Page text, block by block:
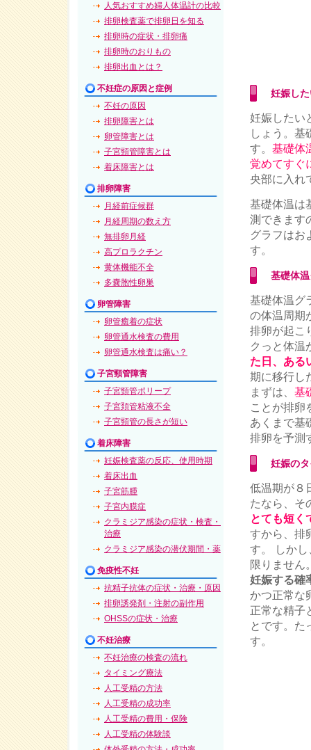
妊娠し
妊娠したい
しょう。基
す。 基礎体
覚めてすぐ
央部に入れ
基礎体温は
測できます
グラフはお
す。
基礎体
基礎体温グ
の体温周期
排卵が起こ
クっと体温
た日、ある
期に移行し
まずは、 基
ことが排卵
あくまで基
排卵を予測
妊娠の
低温期が８
たなら、そ
とても短く
すから、排
す。 しか
限りません
妊娠する確
かつ正常な
正常な精子
とです。
す。
人気おすすめ婦人体温計の比較
排卵検査薬で排卵日を知る
排卵時の症状・排卵痛
排卵時のおりもの
排卵出血とは？
不妊症の原因と症例
不妊の原因
排卵障害とは
卵管障害とは
子宮頸管障害とは
着床障害とは
排卵障害
月経前症候群
月経周期の数え方
無排卵月経
高プロラクチン
黄体機能不全
多嚢胞性卵巣
卵管障害
卵管癒着の症状
卵管通水検査の費用
卵管通水検査は痛い？
子宮頸管障害
子宮頸管ポリープ
子宮頚管粘液不全
子宮頸管の長さが短い
着床障害
妊娠検査薬の反応、使用時期
着床出血
子宮筋腫
子宮内膜症
クラミジア感染の症状・検査・
治療
クラミジア感染の潜伏期間・薬
免疫性不妊
抗精子抗体の症状・治療・原因
排卵誘発剤・注射の副作用
OHSSの症状・治療
不妊治療
不妊治療の検査の流れ
タイミング療法
人工受精の方法
人工受精の成功率
人工受精の費用・保険
人工受精の体験談